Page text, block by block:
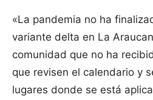
«La pandemia no ha
variante delta en La
comunidad que no ha
que revisen el calendario y
lugares donde se está